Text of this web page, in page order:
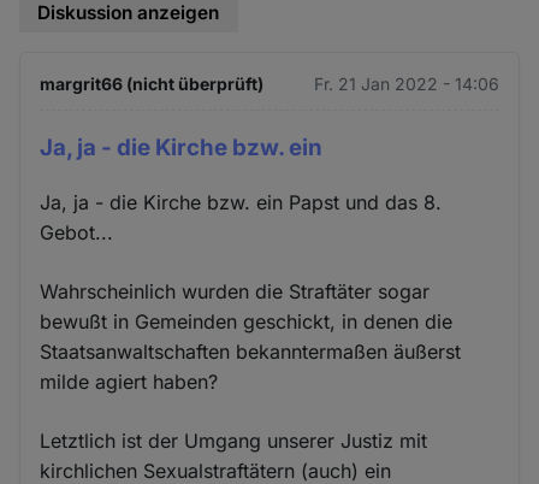
Diskussion anzeigen
margrit66 (nicht überprüft) Fr. 21 Jan 2022 - 14:06
Ja, ja - die Kirche bzw. ein
Ja, ja - die Kirche bzw. ein Papst und das 8.
Gebot...
Wahrscheinlich wurden die Straftäter sogar
bewußt in Gemeinden geschickt, in denen die
Staatsanwaltschaften bekanntermaßen äußerst
milde agiert haben?
Letztlich ist der Umgang unserer Justiz mit
kirchlichen Sexualstraftätern (auch) ein